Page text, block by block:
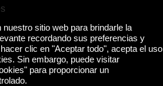
sitio web para brindarle la
recordando sus preferencias y
clic en "Aceptar todo", acepta el uso
Sin embargo, puede visitar
para proporcionar un